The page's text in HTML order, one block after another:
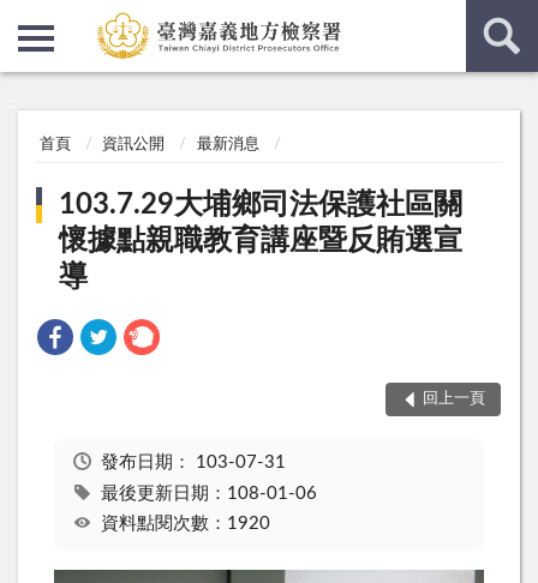
首頁 資訊公開 最新消息
103.7.29大埔鄉司法保護社區關
懷據點親職教育講座暨反賄選宣
導
回上一頁
發布日期： 103-07-31
最後更新日期：108-01-06
資料點閱次數：1920